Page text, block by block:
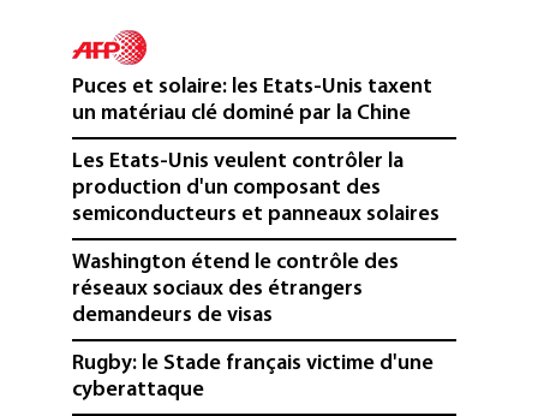
Puces et solaire: les Etats-Unis taxent
un matériau clé dominé par la Chine
Les Etats-Unis veulent contrôler la
production d'un composant des
semiconducteurs et panneaux solaires
Washington étend le contrôle des
réseaux sociaux des étrangers
demandeurs de visas
Rugby: le Stade français victime d'une
cyberattaque